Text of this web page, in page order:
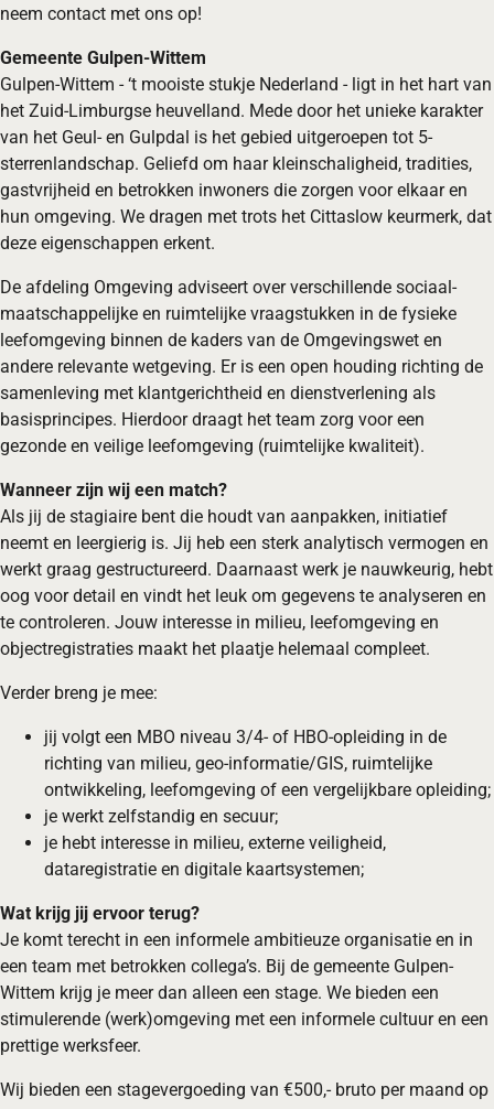
neem contact met ons op!
Gemeente Gulpen-Wittem
Gulpen-Wittem - ‘t mooiste stukje Nederland - ligt in het hart van
het Zuid-Limburgse heuvelland. Mede door het unieke karakter
van het Geul- en Gulpdal is het gebied uitgeroepen tot 5-
sterrenlandschap. Geliefd om haar kleinschaligheid, tradities,
gastvrijheid en betrokken inwoners die zorgen voor elkaar en
hun omgeving. We dragen met trots het Cittaslow keurmerk, dat
deze eigenschappen erkent.
De afdeling Omgeving adviseert over verschillende sociaal-
maatschappelijke en ruimtelijke vraagstukken in de fysieke
leefomgeving binnen de kaders van de Omgevingswet en
andere relevante wetgeving. Er is een open houding richting de
samenleving met klantgerichtheid en dienstverlening als
basisprincipes. Hierdoor draagt het team zorg voor een
gezonde en veilige leefomgeving (ruimtelijke kwaliteit).
Wanneer zijn wij een match?
Als jij de stagiaire bent die houdt van aanpakken, initiatief
neemt en leergierig is. Jij heb een sterk analytisch vermogen en
werkt graag gestructureerd. Daarnaast werk je nauwkeurig, hebt
oog voor detail en vindt het leuk om gegevens te analyseren en
te controleren. Jouw interesse in milieu, leefomgeving en
objectregistraties maakt het plaatje helemaal compleet.
Verder breng je mee:
jij volgt een MBO niveau 3/4- of HBO-opleiding in de
richting van milieu, geo-informatie/GIS, ruimtelijke
ontwikkeling, leefomgeving of een vergelijkbare opleiding;
je werkt zelfstandig en secuur;
je hebt interesse in milieu, externe veiligheid,
dataregistratie en digitale kaartsystemen;
Wat krijg jij ervoor terug?
Je komt terecht in een informele ambitieuze organisatie en in
een team met betrokken collega’s. Bij de gemeente Gulpen-
Wittem krijg je meer dan alleen een stage. We bieden een
stimulerende (werk)omgeving met een informele cultuur en een
prettige werksfeer.
Wij bieden een stagevergoeding van €500,- bruto per maand op